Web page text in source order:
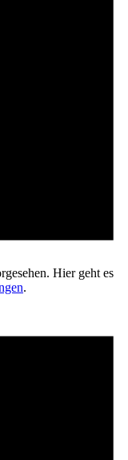
Hier geht es
.